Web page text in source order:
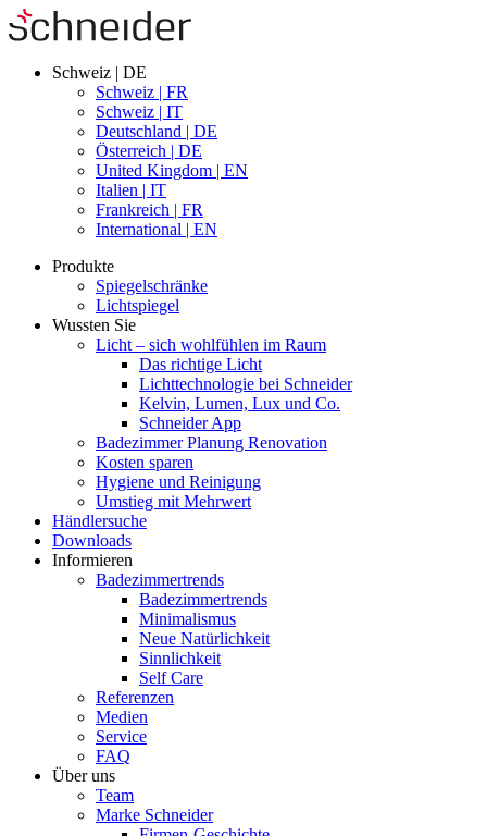
Schweiz | DE
Schweiz | FR
Schweiz | IT
Deutschland | DE
Österreich | DE
United Kingdom | EN
Italien | IT
Frankreich | FR
International | EN
Produkte
Spiegelschränke
Lichtspiegel
Wussten Sie
Licht – sich wohlfühlen im Raum
Das richtige Licht
Lichttechnologie bei Schneider
Kelvin, Lumen, Lux und Co.
Schneider App
Badezimmer Planung Renovation
Kosten sparen
Hygiene und Reinigung
Umstieg mit Mehrwert
Händlersuche
Downloads
Informieren
Badezimmertrends
Badezimmertrends
Minimalismus
Neue Natürlichkeit
Sinnlichkeit
Self Care
Referenzen
Medien
Service
FAQ
Über uns
Team
Marke Schneider